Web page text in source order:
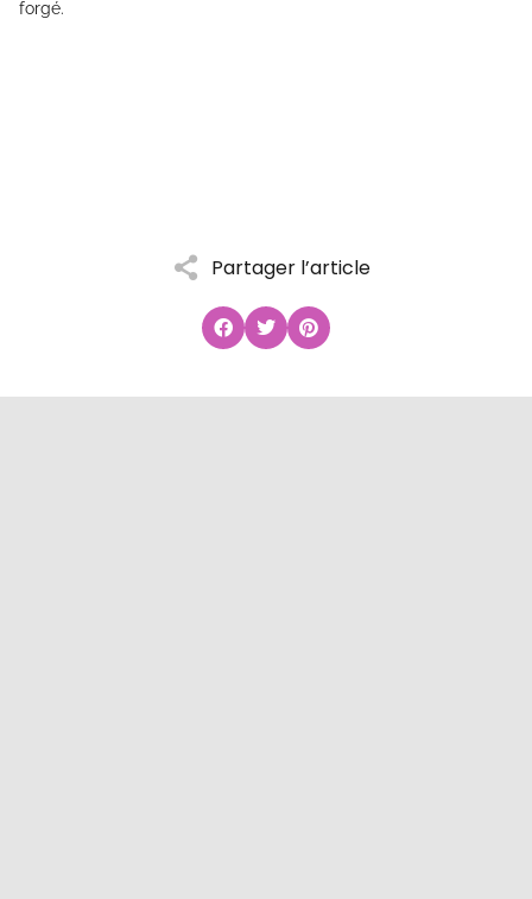
Partager l’article
forgé.